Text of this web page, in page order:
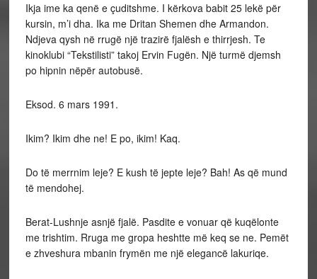
Ikja ime ka qenë e çuditshme. I kërkova babit 25 lekë për
kursin, m’i dha. Ika me Dritan Shemen dhe Armandon.
Ndjeva qysh në rrugë një trazirë fjalësh e thirrjesh. Te
kinoklubi “Tekstilisti” takoj Ervin Fugën. Një turmë djemsh
po hipnin nëpër autobusë.
Eksod. 6 mars 1991.
Ikim? Ikim dhe ne! E po, ikim! Kaq.
Do të merrnim leje? E kush të jepte leje? Bah! As që mund
të mendohej.
Berat-Lushnje asnjë fjalë. Pasdite e vonuar që kuqëlonte
me trishtim. Rruga me gropa heshtte më keq se ne. Pemët
e zhveshura mbanin frymën me një elegancë lakuriqe.